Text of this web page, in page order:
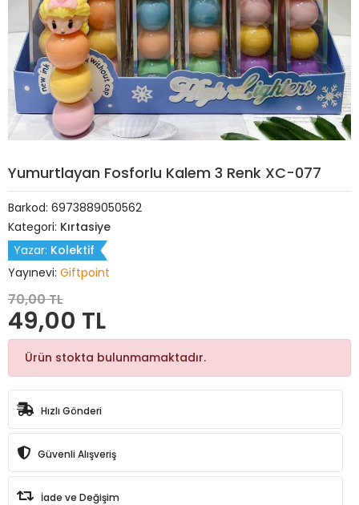
Yumurtlayan Fosforlu Kalem 3 Renk XC-077
Barkod: 6973889050562
Kategori: Kırtasiye
Yazar: Kolektif
Yayınevi: Giftpoint
70,00 TL
49,00 TL
Ürün stokta bulunmamaktadır.
Hızlı Gönderi
Güvenli Alışveriş
İade ve Değişim